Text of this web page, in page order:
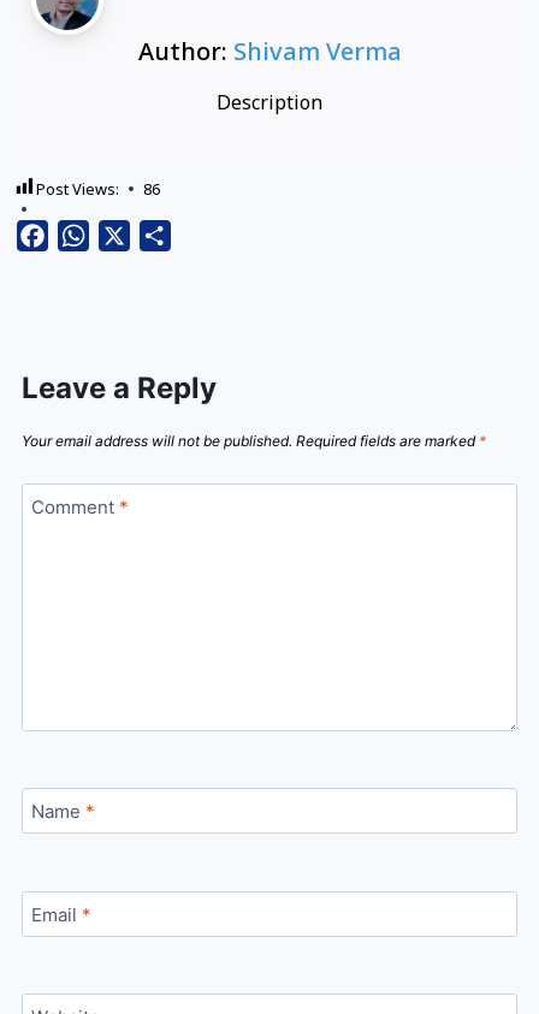
Author: Shivam Verma
Description
Post Views: 86
FacebookWhatsApp
Leave a Reply
Your email address will not be published. Required fields are marked *
Comment *
Name *
Email *